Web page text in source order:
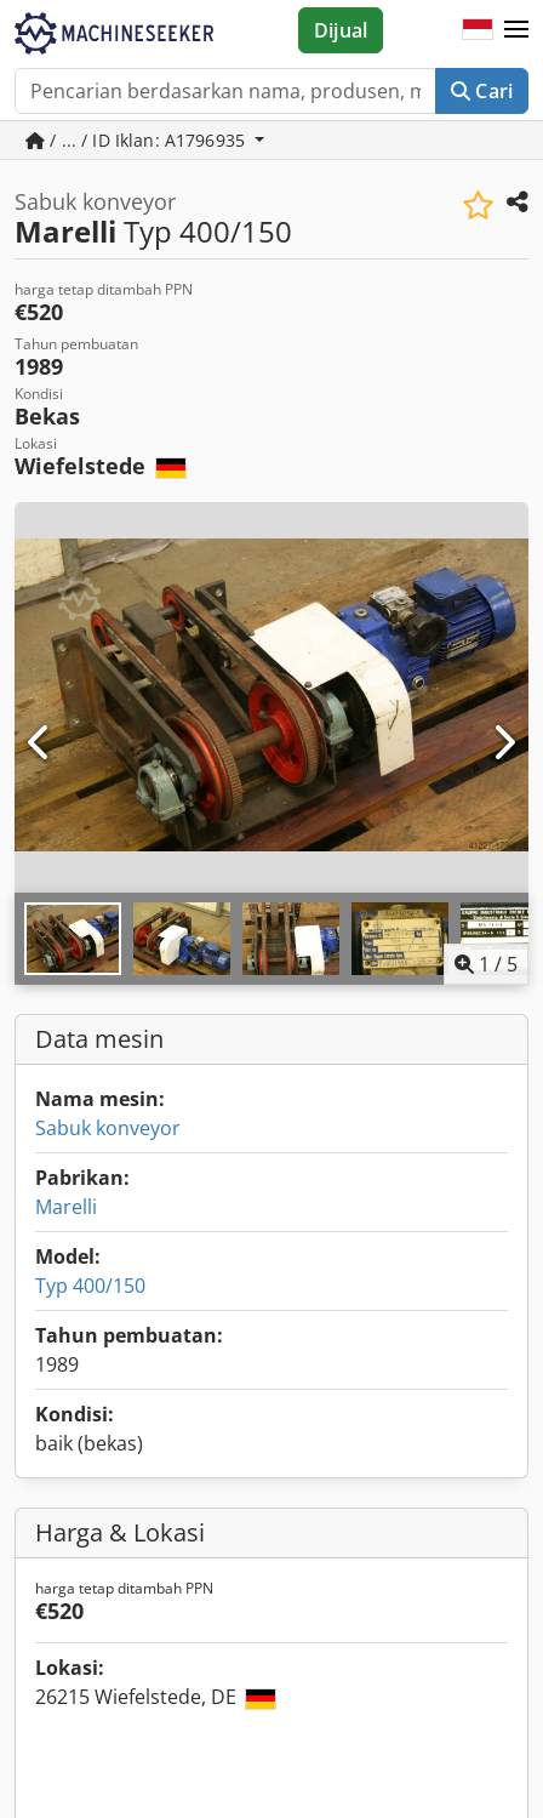
Cari
Dijual
/ ... / ID Iklan: A1796935
Sabuk konveyor
Marelli Typ 400/150
harga tetap ditambah PPN
€520
Tahun pembuatan
1989
Kondisi
Bekas
Lokasi
Wiefelstede
1 / 5
Data mesin
Nama mesin:
Sabuk konveyor
Pabrikan:
Marelli
Model:
Typ 400/150
Tahun pembuatan:
1989
Kondisi:
baik (bekas)
Harga & Lokasi
harga tetap ditambah PPN
€520
Lokasi:
26215 Wiefelstede, DE